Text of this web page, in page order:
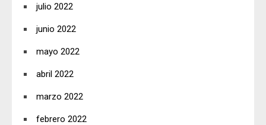
julio 2022
junio 2022
mayo 2022
abril 2022
marzo 2022
febrero 2022